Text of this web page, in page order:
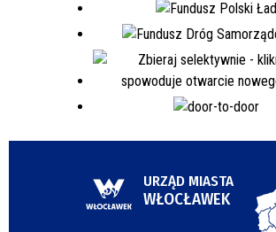
URZĄD MIASTA
WŁOCŁAWEK